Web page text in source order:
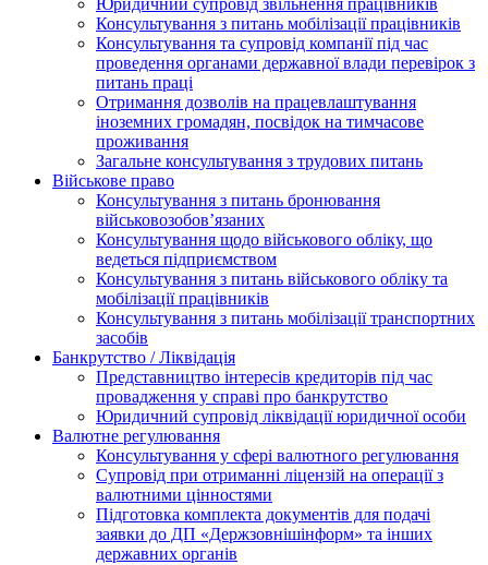
Юридичний супровід звільнення працівників
Консультування з питань мобілізації працівників
Консультування та супровід компанії під час
проведення органами державної влади перевірок з
питань праці
Отримання дозволів на працевлаштування
іноземних громадян, посвідок на тимчасове
проживання
Загальне консультування з трудових питань
Військове право
Консультування з питань бронювання
військовозобов’язаних
Консультування щодо військового обліку, що
ведеться підприємством
Консультування з питань військового обліку та
мобілізації працівників
Консультування з питань мобілізації транспортних
засобів
Банкрутство / Ліквідація
Представництво інтересів кредиторів під час
провадження у справі про банкрутство
Юридичний супровід ліквідації юридичної особи
Валютне регулювання
Консультування у сфері валютного регулювання
Супровід при отриманні ліцензій на операції з
валютними цінностями
Підготовка комплекта документів для подачі
заявки до ДП «Держзовнішінформ» та інших
державних органів